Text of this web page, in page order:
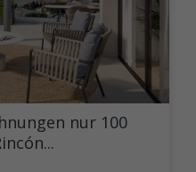
nur 100